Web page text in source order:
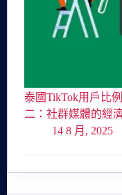
泰國TikTok用戶比
二：社群媒體的經
14 8 月, 2025